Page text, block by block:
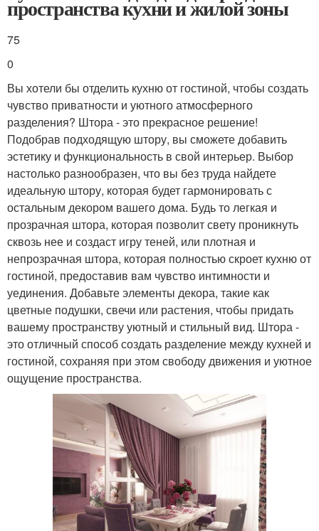
пространства кухни и жилой зоны
75
0
Вы хотели бы отделить кухню от гостиной, чтобы создать
чувство приватности и уютного атмосферного
разделения? Штора - это прекрасное решение!
Подобрав подходящую штору, вы сможете добавить
эстетику и функциональность в свой интерьер. Выбор
настолько разнообразен, что вы без труда найдете
идеальную штору, которая будет гармонировать с
остальным декором вашего дома. Будь то легкая и
прозрачная штора, которая позволит свету проникнуть
сквозь нее и создаст игру теней, или плотная и
непрозрачная штора, которая полностью скроет кухню от
гостиной, предоставив вам чувство интимности и
уединения. Добавьте элементы декора, такие как
цветные подушки, свечи или растения, чтобы придать
вашему пространству уютный и стильный вид. Штора -
это отличный способ создать разделение между кухней и
гостиной, сохраняя при этом свободу движения и уютное
ощущение пространства.